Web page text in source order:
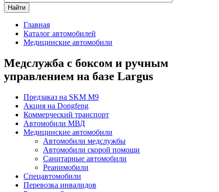
Найти
Главная
Каталог автомобилей
Медицинские автомобили
Медслужба с боксом и ручным
управлением на базе Largus
Предзаказ на SKM M9
Акция на Dongfeng
Коммерческий транспорт
Автомобили МВД
Медицинские автомобили
Автомобили медслужбы
Автомобили скорой помощи
Санитарные автомобили
Реанимобили
Спецавтомобили
Перевозка инвалидов